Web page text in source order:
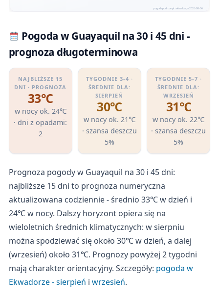
Pogoda w Guayaquil na 30 i 45 dni -
prognoza długoterminowa
NAJBLIŻSZE 15
DNI · PROGNOZA
33℃
w nocy ok. 24℃
· dni z opadami:
2
TYGODNIE 3-4 ·
ŚREDNIE DLA:
SIERPIEŃ
30℃
w nocy ok. 21℃
· szansa deszczu
5%
TYGODNIE 5-7 ·
ŚREDNIE DLA:
WRZESIEŃ
31℃
w nocy ok. 22℃
· szansa deszczu
5%
Prognoza pogody w Guayaquil na 30 i 45 dni:
najbliższe 15 dni to prognoza numeryczna
aktualizowana codziennie - średnio 33℃ w dzień i
24℃ w nocy. Dalszy horyzont opiera się na
wieloletnich średnich klimatycznych: w sierpniu
można spodziewać się około 30℃ w dzień, a dalej
(wrzesień) około 31℃. Prognozy powyżej 2 tygodni
mają charakter orientacyjny. Szczegóły: pogoda w
Ekwadorze - sierpień i wrzesień.